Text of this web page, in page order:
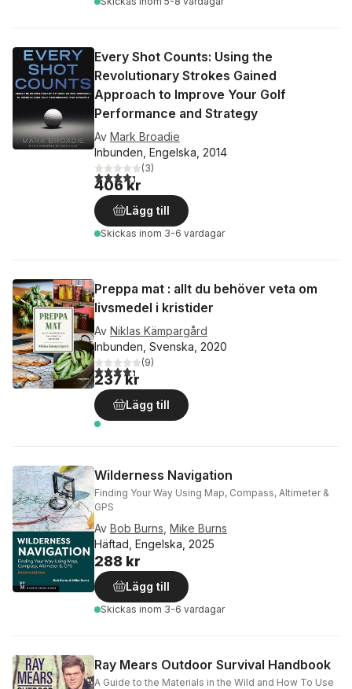
Every Shot Counts: Using the
Revolutionary Strokes Gained
Approach to Improve Your Golf
Performance and Strategy
Av Mark Broadie
Inbunden, Engelska, 2014
4,3utav 5 stjärnor. Totalt antal röster:
(3)
406 kr
Lägg till
Skickas inom 3-6 vardagar
Preppa mat : allt du behöver veta om
livsmedel i kristider
Av Niklas Kämpargård
Inbunden, Svenska, 2020
4,3utav 5 stjärnor. Totalt antal röster:
(9)
237 kr
Lägg till
Wilderness Navigation
Finding Your Way Using Map, Compass, Altimeter &
GPS
Av Bob Burns Mike Burns
Häftad, Engelska, 2025
288 kr
Lägg till
Skickas inom 3-6 vardagar
Ray Mears Outdoor Survival Handbook
A Guide to the Materials in the Wild and How To Use